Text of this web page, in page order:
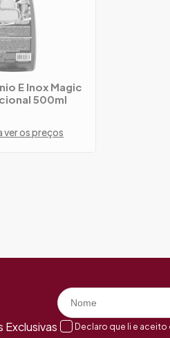
E Inox Magic
500ml
ver os preços
Declaro que li e aceito